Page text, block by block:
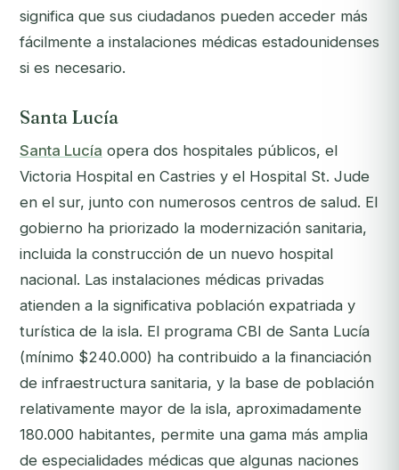
significa que sus ciudadanos pueden acceder más
fácilmente a instalaciones médicas estadounidenses
si es necesario.
Santa Lucía
Santa Lucía opera dos hospitales públicos, el
Victoria Hospital en Castries y el Hospital St. Jude
en el sur, junto con numerosos centros de salud. El
gobierno ha priorizado la modernización sanitaria,
incluida la construcción de un nuevo hospital
nacional. Las instalaciones médicas privadas
atienden a la significativa población expatriada y
turística de la isla. El programa CBI de Santa Lucía
(mínimo $240.000) ha contribuido a la financiación
de infraestructura sanitaria, y la base de población
relativamente mayor de la isla, aproximadamente
180.000 habitantes, permite una gama más amplia
de especialidades médicas que algunas naciones